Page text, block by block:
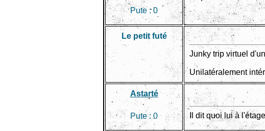
Pute :0
Le petit futé
Junky trip virtuel
Unilatéralement
Astarté
Pute : 0 Il dit quoi lui à